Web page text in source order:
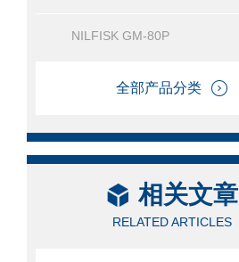
NILFISK GM-80P
全部产品分类
相关文章
RELATED ARTICLES